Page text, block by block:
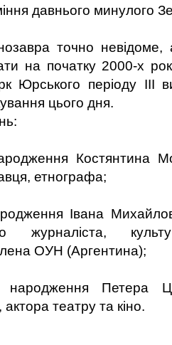
давнього минулого
точно
на початку 2000-х
Юрського періоду III
цього дня.
Костянтина
етнографа;
Івана
журналіста,
ОУН (Аргентина);
Петера
театру та кіно.